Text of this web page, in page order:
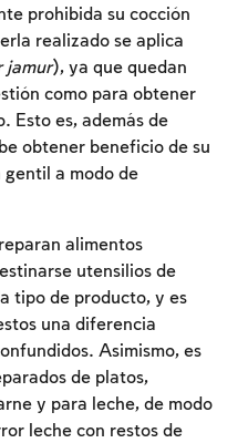
prohibida su cocción
realizado se aplica
jamur), ya que quedan
como para obtener
Esto es, además de
obtener beneficio de su
a modo de
alimentos
utensilios de
tipo de producto, y es
una diferencia
Asimismo, es
de platos,
y para leche, de modo
leche con restos de